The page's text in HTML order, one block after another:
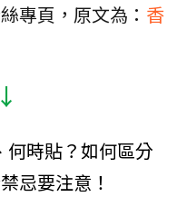
專頁，原文為： 香
何時貼？如何區分
忌要注意！